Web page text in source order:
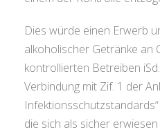
Dies würde einen Erwerb
alkoholischer Getränke an
kontrollierten Betreiben
Verbindung mit Zif. 1 der
die sich als sicher